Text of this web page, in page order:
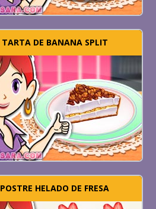
TARTA DE BANANA SPLIT
POSTRE HELADO DE FRESA